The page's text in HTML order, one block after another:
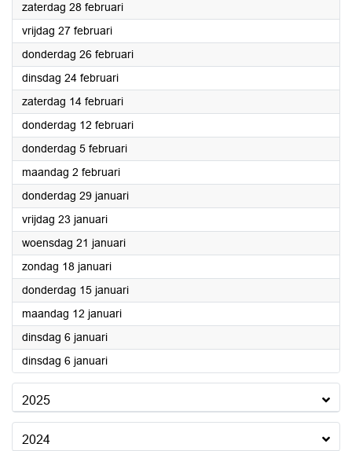
zaterdag 28 februari2026
vrijdag 27 februari2026
donderdag 26 februari2026
dinsdag 24 februari2026
zaterdag 14 februari2026
donderdag 12 februari2026
donderdag 5 februari2026
maandag 2 februari2026
donderdag 29 januari2026
vrijdag 23 januari2026
woensdag 21 januari2026
zondag 18 januari2026
donderdag 15 januari2026
maandag 12 januari2026
dinsdag 6 januari2026
dinsdag 6 januari2026
2025
2024